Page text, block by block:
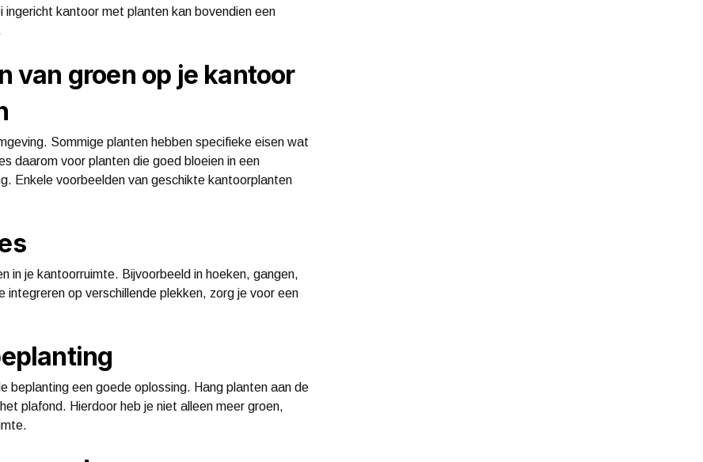
kantoor met planten kan bovendien een
van groen op je kantoor
Sommige planten hebben specifieke eisen wat
daarom voor planten die goed bloeien in een
Enkele voorbeelden van geschikte kantoorplanten
in je kantoorruimte. Bijvoorbeeld in hoeken, gangen,
op verschillende plekken, zorg je voor een
beplanting een goede oplossing. Hang planten aan de
plafond. Hierdoor heb je niet alleen meer groen,